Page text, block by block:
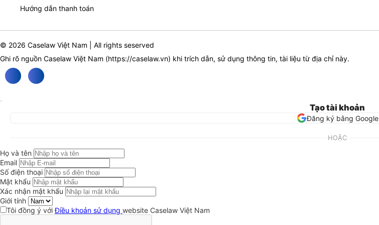
Hướng dẫn thanh toán
© 2026 Caselaw Việt Nam | All rights seserved
Ghi rõ nguồn Caselaw Việt Nam (https://caselaw.vn) khi trích dẫn, sử dụng thông tin, tài liệu từ địa chỉ này.
Tạo tài khoản
Đăng ký bằng Google
HOẶC
Họ và tên
Email
Số điện thoại
Mật khẩu
Xác nhận mật khẩu
Giới tính
Tôi đồng ý vớiĐiều khoản sử dụng website Caselaw Việt Nam